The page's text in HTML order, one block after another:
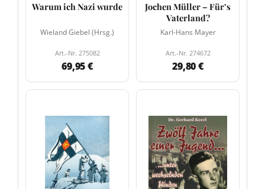
Warum ich Nazi wurde
Wieland Giebel (Hrsg.)
Art.-Nr. 275082
69,95 €
Jochen Müller – Für’s
Vaterland?
Karl-Hans Mayer
Art.-Nr. 274672
29,80 €